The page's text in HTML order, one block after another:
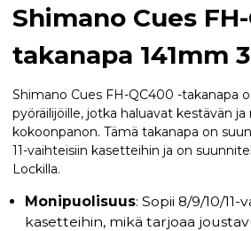
Shimano Cues
takanapa 141mm
Shimano Cues FH-QC400 -takanapa
pyöräilijöille, jotka haluavat kestävän
kokoonpanon. Tämä takanapa on
11-vaihteisiin kasetteihin ja on
Lockilla.
Monipuolisuus: Sopii 8/9/10/11-
kasetteihin, mikä tarjoaa